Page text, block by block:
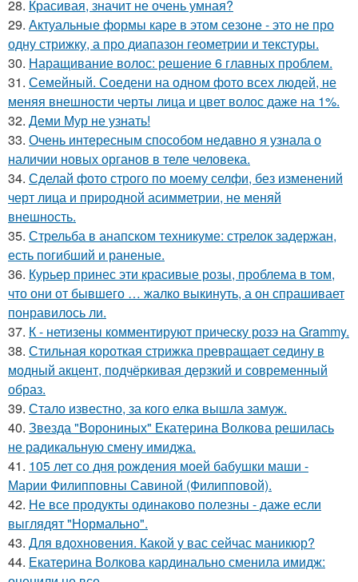
28. Красивая, значит не очень умная?
29. Актуальные формы каре в этом сезоне - это не про
одну стрижку, а про диапазон геометрии и текстуры.
30. Наращивание волос: решение 6 главных проблем.
31. Семейный. Соедени на одном фото всех людей, не
меняя внешности черты лица и цвет волос даже на 1%.
32. Деми Мур не узнать!
33. Очень интересным способом недавно я узнала о
наличии новых органов в теле человека.
34. Сделай фото строго по моему селфи, без изменений
черт лица и природной асимметрии, не меняй
внешность.
35. Стрельба в анапском техникуме: стрелок задержан,
есть погибший и раненые.
36. Курьер принес эти красивые розы, проблема в том,
что они от бывшего … жалко выкинуть, а он спрашивает
понравилось ли.
37. К - нетизены комментируют прическу розэ на Grammy.
38. Стильная короткая стрижка превращает седину в
модный акцент, подчёркивая дерзкий и современный
образ.
39. Стало известно, за кого елка вышла замуж.
40. Звезда "Ворониных" Екатерина Волкова решилась
не радикальную смену имиджа.
41. 105 лет со дня рождения моей бабушки маши -
Марии Филипповны Савиной (Филипповой).
42. Не все продукты одинаково полезны - даже если
выглядят "Нормально".
43. Для вдохновения. Какой у вас сейчас маникюр?
44. Екатерина Волкова кардинально сменила имидж: